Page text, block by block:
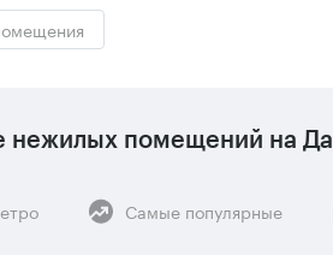
нежилых помещений на
Самые популярные